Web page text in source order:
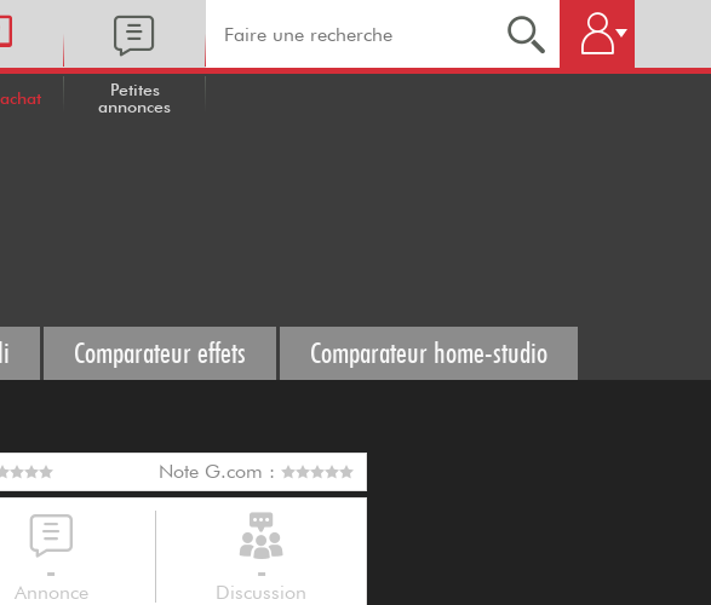
Petites
annonces
Comparateur effets Comparateur home-studio
Note G.com :
-
Annonce
-
Discussion